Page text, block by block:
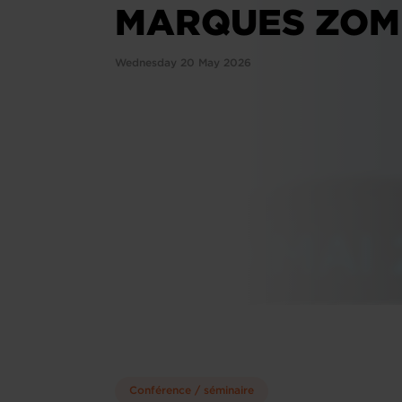
MARQUES
Wednesday 20 May 2026
Conférence / séminaire